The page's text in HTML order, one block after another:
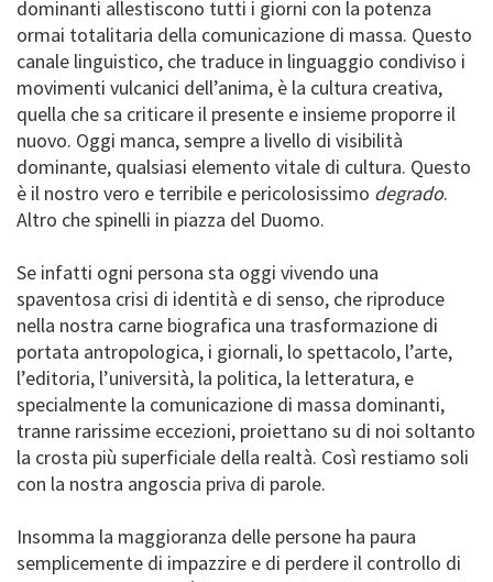
dominanti allestiscono tutti i giorni con la potenza
ormai totalitaria della comunicazione di massa. Questo
canale linguistico, che traduce in linguaggio condiviso i
movimenti vulcanici dell’anima, è la cultura creativa,
quella che sa criticare il presente e insieme proporre il
nuovo. Oggi manca, sempre a livello di visibilità
dominante, qualsiasi elemento vitale di cultura. Questo
è il nostro vero e terribile e pericolosissimo degrado.
Altro che spinelli in piazza del Duomo.
Se infatti ogni persona sta oggi vivendo una
spaventosa crisi di identità e di senso, che riproduce
nella nostra carne biografica una trasformazione di
portata antropologica, i giornali, lo spettacolo, l’arte,
l’editoria, l’università, la politica, la letteratura, e
specialmente la comunicazione di massa dominanti,
tranne rarissime eccezioni, proiettano su di noi soltanto
la crosta più superficiale della realtà. Così restiamo soli
con la nostra angoscia priva di parole.
Insomma la maggioranza delle persone ha paura
semplicemente di impazzire e di perdere il controllo di